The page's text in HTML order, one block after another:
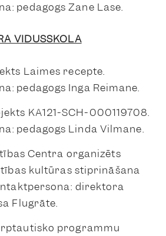
pedagogs Zane Lase.
VIDUSSKOLA
Laimes recepte.
pedagogs Inga Reimane.
KA121-SCH-000119708.
pedagogs Linda Vilmane.
Centra organizēts
kultūras stiprināšana
direktora
Flugrāte.
programmu